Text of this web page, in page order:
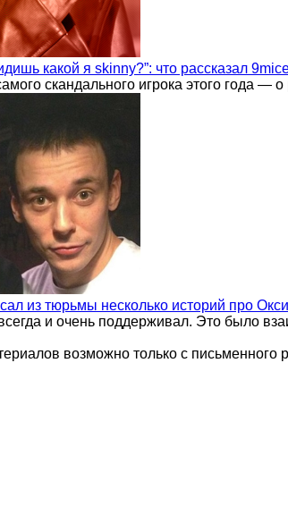
какой я skinny?”: что рассказал
скандального игрока этого года
из тюрьмы несколько историй про
и очень поддерживал. Это было
возможно только с письменного